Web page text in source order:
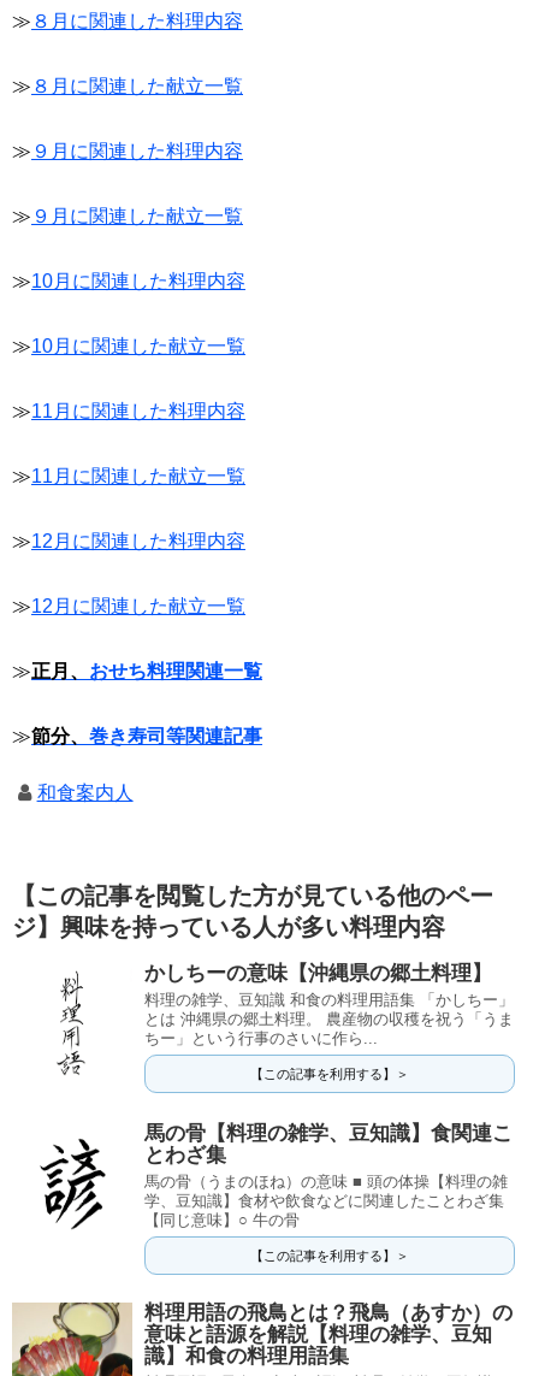
≫ ８月に関連した料理内容
≫ ８月に関連した献立一覧
≫ ９月に関連した料理内容
≫ ９月に関連した献立一覧
≫10月に関連した料理内容
≫10月に関連した献立一覧
≫11月に関連した料理内容
≫11月に関連した献立一覧
≫12月に関連した料理内容
≫12月に関連した献立一覧
≫正月、 おせち料理関連一覧
≫節分、 巻き寿司等関連記事
和食案内人
【この記事を閲覧した方が見ている他のペー
ジ】興味を持っている人が多い料理内容
かしちーの意味【沖縄県の郷土料理】
料理の雑学、豆知識 和食の料理用語集 「かしちー」
とは 沖縄県の郷土料理。 農産物の収穫を祝う「うま
ちー」という行事のさいに作ら...
【この記事を利用する】＞
馬の骨【料理の雑学、豆知識】食関連こ
とわざ集
馬の骨（うまのほね）の意味 ■ 頭の体操【料理の雑
学、豆知識】食材や飲食などに関連したことわざ集
【同じ意味】○ 牛の骨
【この記事を利用する】＞
料理用語の飛鳥とは？飛鳥（あすか）の
意味と語源を解説【料理の雑学、豆知
識】和食の料理用語集